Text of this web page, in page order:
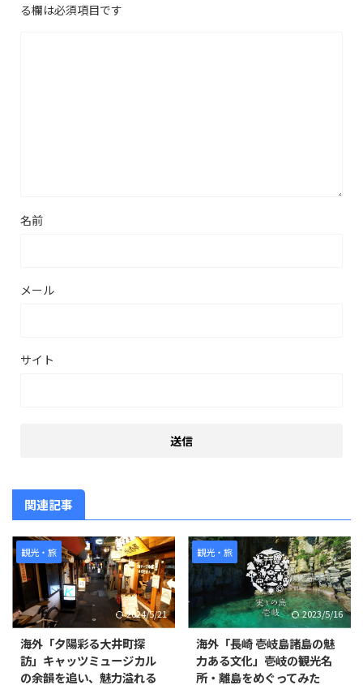
る欄は必須項目です
名前
メール
サイト
関連記事
観光・旅
2024/5/21
海外「夕陽彩る大井町探
訪」キャッツミュージカル
の余韻を追い、魅力溢れる
観光・旅
2023/5/16
海外「長崎 壱岐島諸島の魅
力ある文化」壱岐の観光名
所・離島をめぐってみた